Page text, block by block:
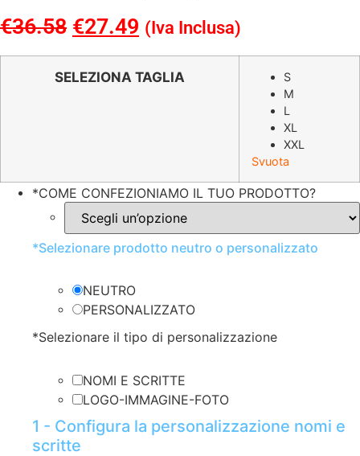
€36.58 Il
prezzo
originale
€27.49 Il
prezzo
attuale
(Iva Inclusa)
SELEZIONA TAGLIA
S
M
L
XL
XXL
Svuota
*COME CONFEZIONIAMO IL TUO PRODOTTO?
*Selezionare prodotto neutro o personalizzato
NEUTRO
PERSONALIZZATO
*Selezionare il tipo di personalizzazione
NOMI E SCRITTE
LOGO-IMMAGINE-FOTO
1 - Configura la personalizzazione nomi e
scritte